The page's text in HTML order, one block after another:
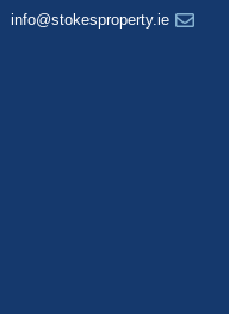
info@stokesproperty.ie